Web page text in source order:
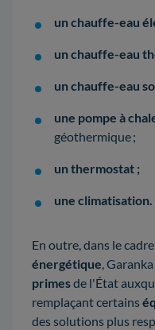
un chauffe-eau
un chauffe-eau
un chauffe-eau
une pompe à
géothermique ;
un thermostat ;
une climatisation.
En outre, dans le
énergétique,
primesde l'État
remplaçant certains
des solutions plus